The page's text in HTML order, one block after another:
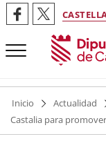
Inicio Actualidad
Castalia para